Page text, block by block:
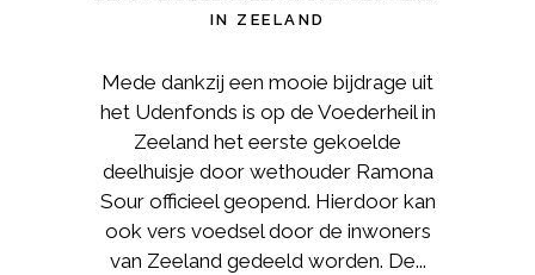
IN ZEELAND
Mede dankzij een mooie bijdrage uit
het Udenfonds is op de Voederheil in
Zeeland het eerste gekoelde
deelhuisje door wethouder Ramona
Sour officieel geopend. Hierdoor kan
ook vers voedsel door de inwoners
van Zeeland gedeeld worden. De...